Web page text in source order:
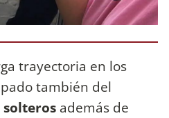
trayectoria en los
también del
solteros además de